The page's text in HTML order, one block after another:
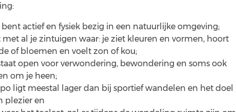
actief en fysiek bezig in een natuurlijke omgeving;
al je zintuigen waar: je ziet kleuren en vormen, hoort
of bloemen en voelt zon of kou;
open voor verwondering, bewondering en soms ook
om je heen;
ligt meestal lager dan bij sportief wandelen en het doel
plezier en